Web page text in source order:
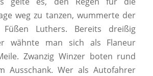
weg zu tanzen, wummerte der
Luthers. Bereits dreißig
wähnte man sich als Flaneur
Zwanzig Winzer boten rund
Ausschank. Wer als Autofahrer